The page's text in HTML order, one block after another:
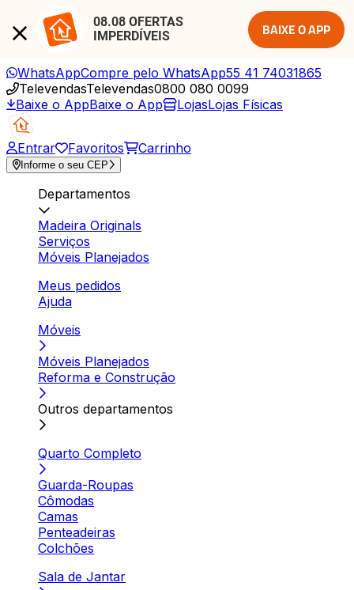
08.08 OFERTAS
IMPERDÍVEIS
BAIXE O APP
WhatsAppCompre pelo WhatsApp55 41 74031865
TelevendasTelevendas0800 080 0099
Baixe o AppBaixe o App LojasLojas Físicas
Entrar Favoritos Carrinho
Informe o seu CEP
Departamentos
Madeira Originals
Serviços
Móveis Planejados
Meus pedidos
Ajuda
Móveis
Móveis Planejados
Reforma e Construção
Outros departamentos
Quarto Completo
Guarda-Roupas
Cômodas
Camas
Penteadeiras
Colchões
Sala de Jantar